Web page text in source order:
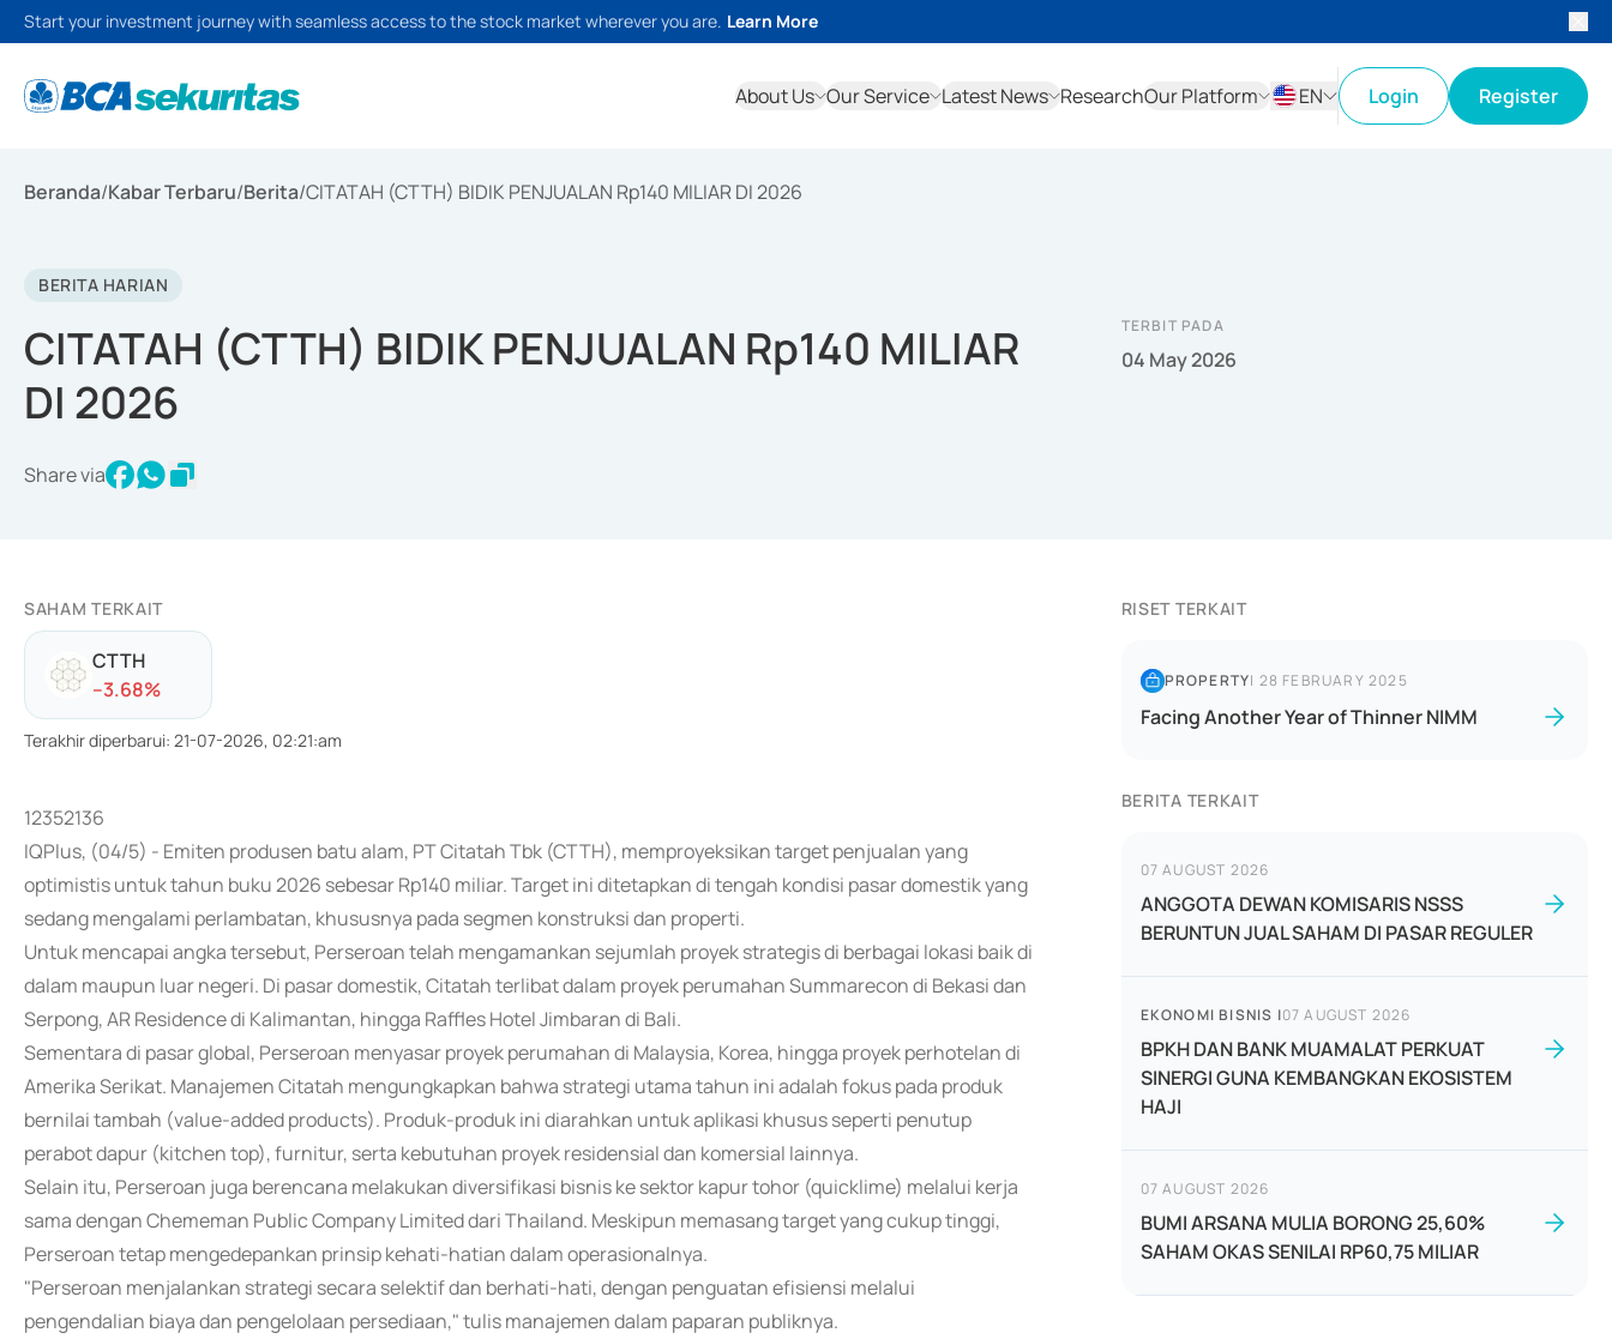
Start your investment journey with seamless access to the stock market wherever you are. Learn More
About Us Our Service Latest News ResearchOur Platform
EN
Login Register
Beranda/Kabar Terbaru/Berita/CITATAH (CTTH) BIDIK PENJUALAN Rp140 MILIAR DI 2026
BERITA HARIAN
CITATAH (CTTH) BIDIK PENJUALAN Rp140 MILIAR
DI 2026
Share via
TERBIT PADA
04 May 2026
SAHAM TERKAIT
CTTH
--3.68%
Terakhir diperbarui: 21-07-2026, 02:21:am
12352136
IQPlus, (04/5) - Emiten produsen batu alam, PT Citatah Tbk (CTTH), memproyeksikan target penjualan yang
optimistis untuk tahun buku 2026 sebesar Rp140 miliar. Target ini ditetapkan di tengah kondisi pasar domestik yang
sedang mengalami perlambatan, khususnya pada segmen konstruksi dan properti.
Untuk mencapai angka tersebut, Perseroan telah mengamankan sejumlah proyek strategis di berbagai lokasi baik di
dalam maupun luar negeri. Di pasar domestik, Citatah terlibat dalam proyek perumahan Summarecon di Bekasi dan
Serpong, AR Residence di Kalimantan, hingga Raffles Hotel Jimbaran di Bali.
Sementara di pasar global, Perseroan menyasar proyek perumahan di Malaysia, Korea, hingga proyek perhotelan di
Amerika Serikat. Manajemen Citatah mengungkapkan bahwa strategi utama tahun ini adalah fokus pada produk
bernilai tambah (value-added products). Produk-produk ini diarahkan untuk aplikasi khusus seperti penutup
perabot dapur (kitchen top), furnitur, serta kebutuhan proyek residensial dan komersial lainnya.
Selain itu, Perseroan juga berencana melakukan diversifikasi bisnis ke sektor kapur tohor (quicklime) melalui kerja
sama dengan Chememan Public Company Limited dari Thailand. Meskipun memasang target yang cukup tinggi,
Perseroan tetap mengedepankan prinsip kehati-hatian dalam operasionalnya.
"Perseroan menjalankan strategi secara selektif dan berhati-hati, dengan penguatan efisiensi melalui
pengendalian biaya dan pengelolaan persediaan," tulis manajemen dalam paparan publiknya.
RISET TERKAIT
PROPERTY| 28 FEBRUARY 2025
Facing Another Year of Thinner NIMM
BERITA TERKAIT
07 AUGUST 2026
ANGGOTA DEWAN KOMISARIS NSSS
BERUNTUN JUAL SAHAM DI PASAR REGULER
EKONOMI BISNIS |07 AUGUST 2026
BPKH DAN BANK MUAMALAT PERKUAT
SINERGI GUNA KEMBANGKAN EKOSISTEM
HAJI
07 AUGUST 2026
BUMI ARSANA MULIA BORONG 25,60%
SAHAM OKAS SENILAI RP60,75 MILIAR